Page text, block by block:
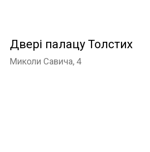
Двері палацу Толстих
Миколи Савича, 4